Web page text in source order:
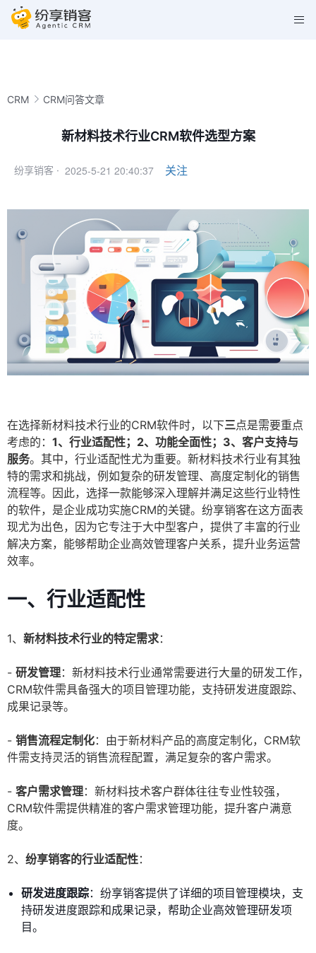
CRM CRM问答文章
新材料技术行业CRM软件选型方案
纷享销客 · 2025-5-21 20:40:37 关注
在选择新材料技术行业的CRM软件时，以下三点是需要重点
考虑的： 1、行业适配性；2、功能全面性；3、客户支持与
服务。其中，行业适配性尤为重要。新材料技术行业有其独
特的需求和挑战，例如复杂的研发管理、高度定制化的销售
流程等。因此，选择一款能够深入理解并满足这些行业特性
的软件，是企业成功实施CRM的关键。纷享销客在这方面表
现尤为出色，因为它专注于大中型客户，提供了丰富的行业
解决方案，能够帮助企业高效管理客户关系，提升业务运营
效率。
一、行业适配性
1、 新材料技术行业的特定需求：
- 研发管理：新材料技术行业通常需要进行大量的研发工作，
CRM软件需具备强大的项目管理功能，支持研发进度跟踪、
成果记录等。
- 销售流程定制化：由于新材料产品的高度定制化，CRM软
件需支持灵活的销售流程配置，满足复杂的客户需求。
- 客户需求管理：新材料技术客户群体往往专业性较强，
CRM软件需提供精准的客户需求管理功能，提升客户满意
度。
2、 纷享销客的行业适配性：
研发进度跟踪：纷享销客提供了详细的项目管理模块，支
持研发进度跟踪和成果记录，帮助企业高效管理研发项
目。